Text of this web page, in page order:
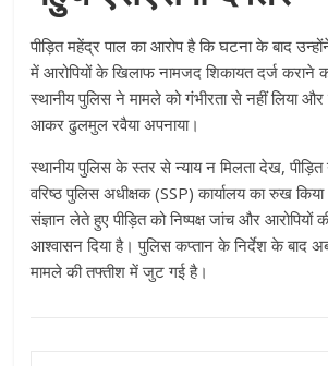
पीड़ित महेंद्र पाल का आरोप है कि घटना के बाद
में आरोपियों के खिलाफ नामजद शिकायत दर्ज कराने
स्थानीय पुलिस ने मामले को गंभीरता से नहीं लिया
आकर ढुलमुल रवैया अपनाया।
स्थानीय पुलिस के स्तर से न्याय न मिलता देख,
वरिष्ठ पुलिस अधीक्षक (SSP) कार्यालय का रुख
संज्ञान लेते हुए पीड़ित को निष्पक्ष जांच और आरोपियों
आश्वासन दिया है। पुलिस कप्तान के निर्देश के बाद
मामले की तफ्तीश में जुट गई है।